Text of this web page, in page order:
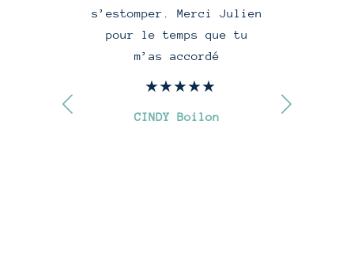
s’estomper. Merci Julien
pour le temps que tu
m’as accordé
CINDY Boilon